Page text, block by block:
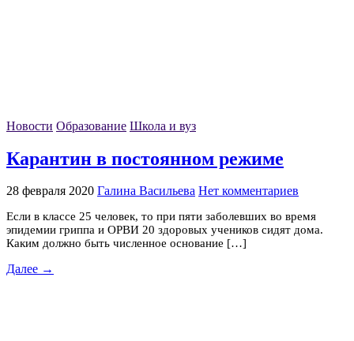
Новости Образование Школа и вуз
Карантин в постоянном режиме
28 февраля 2020 Галина Васильева Нет комментариев
Если в классе 25 человек, то при пяти заболевших во время
эпидемии гриппа и ОРВИ 20 здоровых учеников сидят дома.
Каким должно быть численное основание […]
Далее →